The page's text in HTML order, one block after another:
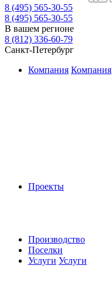
8 (495) 565-30-55
8 (495) 565-30-55
В вашем регионе
8 (812) 336-60-79
Санкт-Петербург
Компания Компания
Проекты
Производство
Поселки
Услуги Услуги